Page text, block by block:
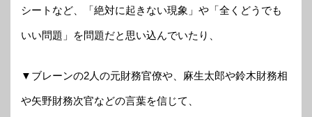
シートなど、「絶対に起きない現象」や「全くどうでも
いい問題」を問題だと思い込んでいたり、
▼ブレーンの2人の元財務官僚や、麻生太郎や鈴木財務相
や矢野財務次官などの言葉を信じて、